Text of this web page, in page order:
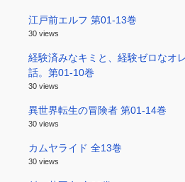
江戸前エルフ 第01-13巻
30 views
経験済みなキミと、経験ゼロなオ
話。第01-10巻
30 views
異世界転生の冒険者 第01-14巻
30 views
カムヤライド 全13巻
30 views